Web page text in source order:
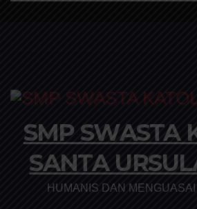
SMP SWASTA
SANTA
HUMANIS DAN MENGUASAI